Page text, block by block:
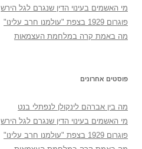
מי האשמים בעינוי הדין שנגרם לגל הירש
פוגרום 1929 בצפת "עולמנו חרב עלינו"
מה באמת קרה במלחמת העצמאות
פוסטים אחרונים
מה בין אברהם לינקולן לנפתלי בנט
מי האשמים בעינוי הדין שנגרם לגל הירש
פוגרום 1929 בצפת "עולמנו חרב עלינו"